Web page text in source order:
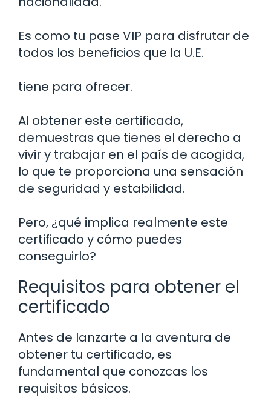
Es como tu pase VIP para disfrutar de
todos los beneficios que la U.E.
tiene para ofrecer.
Al obtener este certificado,
demuestras que tienes el derecho a
vivir y trabajar en el país de acogida,
lo que te proporciona una sensación
de seguridad y estabilidad.
Pero, ¿qué implica realmente este
certificado y cómo puedes
conseguirlo?
Requisitos para obtener el
certificado
Antes de lanzarte a la aventura de
obtener tu certificado, es
fundamental que conozcas los
requisitos básicos.